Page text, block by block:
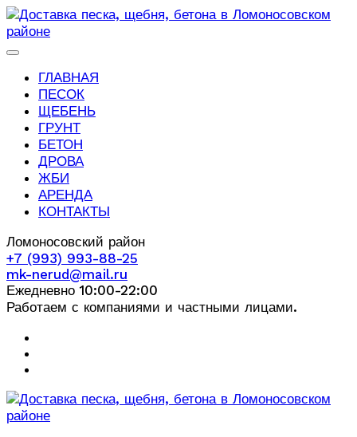
ГЛАВНАЯ
ПЕСОК
ЩЕБЕНЬ
ГРУНТ
БЕТОН
ДРОВА
ЖБИ
АРЕНДА
КОНТАКТЫ
Ломоносовский район
+7 (993) 993-88-25
mk-nerud@mail.ru
Ежедневно 10:00-22:00
Работаем с компаниями и частными лицами.